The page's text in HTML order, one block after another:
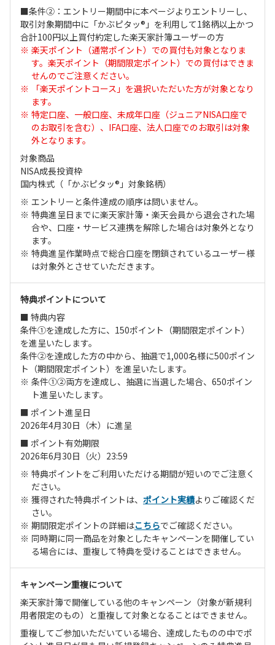
■条件②：エントリー期間中に本ページよりエントリーし、
取引対象期間中に「かぶピタッ®」を利用して1銘柄以上かつ
合計100円以上買付約定した楽天家計簿ユーザーの方
楽天ポイント（通常ポイント）での買付も対象となりま
す。楽天ポイント（期間限定ポイント）での買付はできま
せんのでご注意ください。
「楽天ポイントコース」を選択いただいた方が対象となり
ます。
特定口座、一般口座、未成年口座（ジュニアNISA口座で
のお取引を含む）、IFA口座、法人口座でのお取引は対象
外となります。
対象商品
NISA成長投資枠
国内株式（「かぶピタッ®」対象銘柄）
エントリーと条件達成の順序は問いません。
特典進呈日までに楽天家計簿・楽天会員から退会された場
合や、口座・サービス連携を解除した場合は対象外となり
ます。
特典進呈作業時点で総合口座を閉鎖されているユーザー様
は対象外とさせていただきます。
特典ポイントについて
■ 特典内容
条件①を達成した方に、150ポイント（期間限定ポイント）
を進呈いたします。
条件②を達成した方の中から、抽選で1,000名様に500ポイン
ト（期間限定ポイント）を進呈いたします。
条件①②両方を達成し、抽選に当選した場合、650ポイン
ト進呈いたします。
■ ポイント進呈日
2026年4月30日（木）に進呈
■ ポイント有効期限
2026年6月30日（火）23:59
特典ポイントをご利用いただける期間が短いのでご注意く
ださい。
獲得された特典ポイントは、 ポイント実績よりご確認くだ
さい。
期間限定ポイントの詳細はこちらでご確認ください。
同時期に同一商品を対象としたキャンペーンを開催してい
る場合には、重複して特典を受けることはできません。
キャンペーン重複について
楽天家計簿で開催している他のキャンペーン（対象が新規利
用者限定のもの）と重複して対象となることはできません。
重複してご参加いただいている場合、達成したものの中でポ